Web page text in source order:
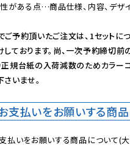
がある点…商品仕様、内容、デザ
予約頂いたご注文は、1セットに
ております。尚、一次予約締切前
規台紙の入荷減数のためカラー
いませ。
支払いをお願いする商
払いをお願いする商品について(